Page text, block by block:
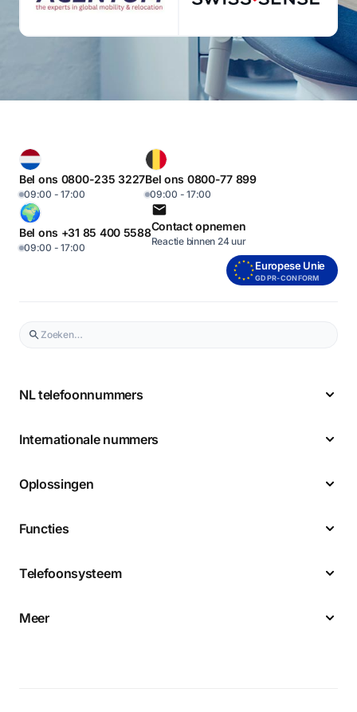
Bel ons 0800-235 3227
09:00 - 17:00
Bel ons 0800-77 899
09:00 - 17:00
Bel ons +31 85 400 5588
09:00 - 17:00
Contact opnemen
Reactie binnen 24 uur
Europese Unie
GDPR-CONFORM
NL telefoonnummers
Internationale nummers
Oplossingen
Functies
Telefoonsysteem
Meer